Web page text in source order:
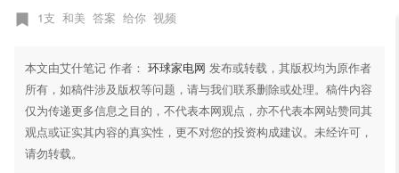
1支 和美 答案 给你 视频
本文由艾什笔记 作者：环球家电网 发布或转载，其版权均为原作者
所有，如稿件涉及版权等问题，请与我们联系删除或处理。稿件内容
仅为传递更多信息之目的，不代表本网观点，亦不代表本网站赞同其
观点或证实其内容的真实性，更不对您的投资构成建议。未经许可，
请勿转载。